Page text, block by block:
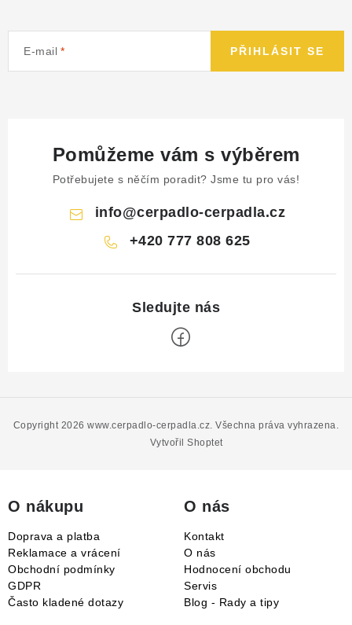
E-mail PŘIHLÁSIT SE
Pomůžeme vám s výběrem
Potřebujete s něčím poradit? Jsme tu pro vás!
info@cerpadlo-cerpadla.cz
+420 777 808 625
Vytvořil Shoptet
Copyright 2026www.cerpadlo-cerpadla.cz. Všechna práva vyhrazena.
O nákupu
Doprava a platba
Reklamace a vrácení
Obchodní podmínky
GDPR
Často kladené dotazy
O nás
Kontakt
O nás
Hodnocení obchodu
Servis
Blog - Rady a tipy